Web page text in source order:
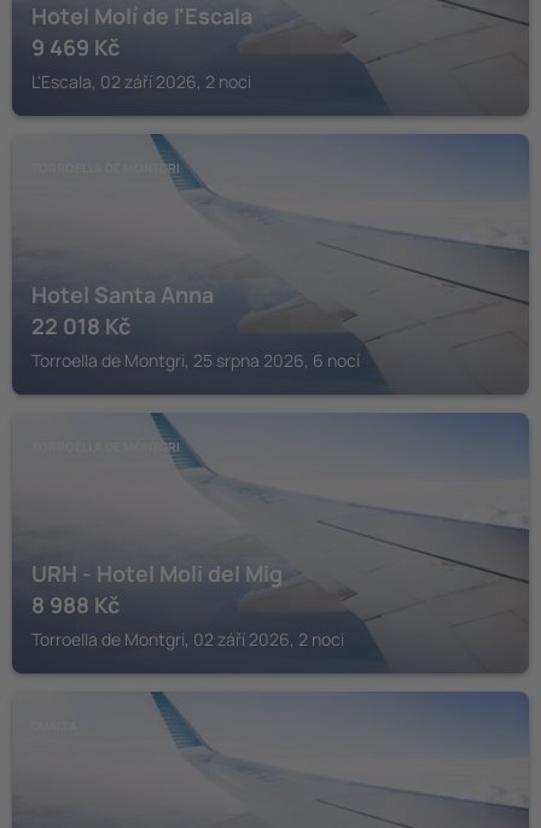
Hotel Molí de l'Escala
9 469 Kč
L'Escala, 02 září 2026, 2 noci
TORROELLA DE MONTGRI
Hotel Santa Anna
22 018 Kč
Torroella de Montgri, 25 srpna 2026, 6 nocí
TORROELLA DE MONTGRI
URH - Hotel Moli del Mig
8 988 Kč
Torroella de Montgri, 02 září 2026, 2 noci